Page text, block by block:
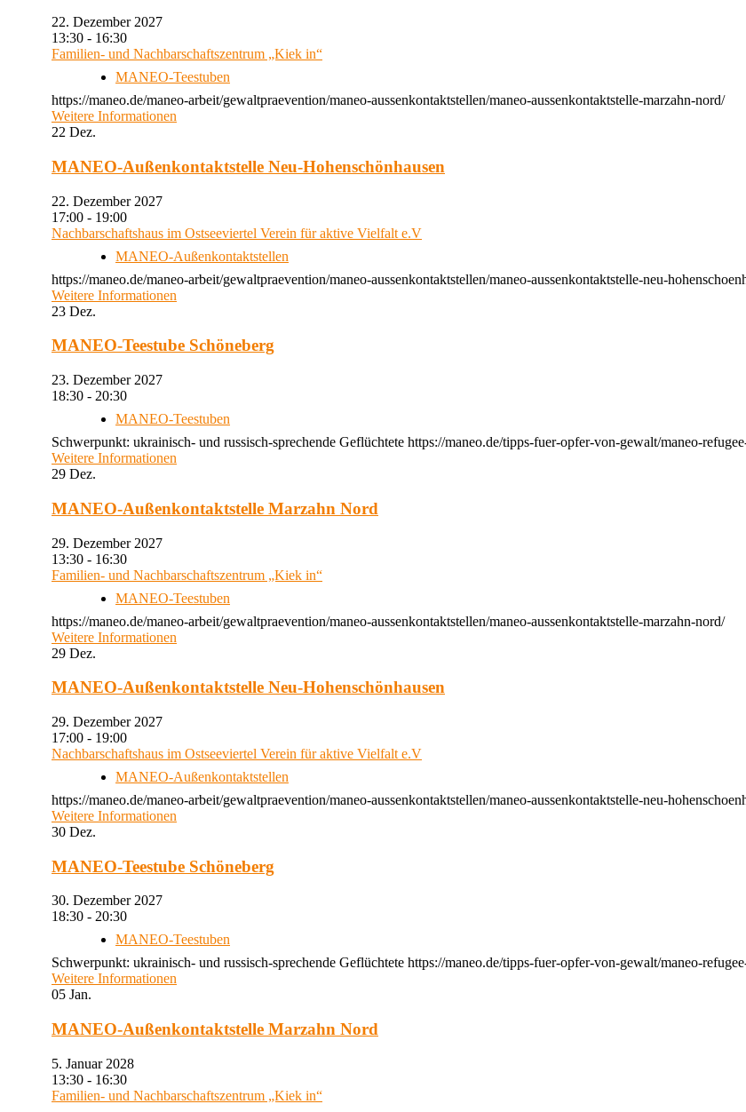
22. Dezember 2027
13:30 - 16:30
Familien- und Nachbarschaftszentrum „Kiek in“
MANEO-Teestuben
https://maneo.de/maneo-arbeit/gewaltpraevention/maneo-aussenkontaktstellen/maneo-aussenkontaktstelle-marzahn-nord/
Weitere Informationen
22 Dez.
MANEO-Außenkontaktstelle Neu-Hohenschönhausen
22. Dezember 2027
17:00 - 19:00
Nachbarschaftshaus im Ostseeviertel Verein für aktive Vielfalt e.V
MANEO-Außenkontaktstellen
https://maneo.de/maneo-arbeit/gewaltpraevention/maneo-aussenkontaktstellen/maneo-aussenkontaktstelle-neu-
Weitere Informationen
23 Dez.
MANEO-Teestube Schöneberg
23. Dezember 2027
18:30 - 20:30
MANEO-Teestuben
Schwerpunkt: ukrainisch- und russisch-sprechende Geflüchtete https://maneo.de/tipps-fuer-opfer-von-gewalt/maneo-
Weitere Informationen
29 Dez.
MANEO-Außenkontaktstelle Marzahn Nord
29. Dezember 2027
13:30 - 16:30
Familien- und Nachbarschaftszentrum „Kiek in“
MANEO-Teestuben
https://maneo.de/maneo-arbeit/gewaltpraevention/maneo-aussenkontaktstellen/maneo-aussenkontaktstelle-marzahn-nord/
Weitere Informationen
29 Dez.
MANEO-Außenkontaktstelle Neu-Hohenschönhausen
29. Dezember 2027
17:00 - 19:00
Nachbarschaftshaus im Ostseeviertel Verein für aktive Vielfalt e.V
MANEO-Außenkontaktstellen
https://maneo.de/maneo-arbeit/gewaltpraevention/maneo-aussenkontaktstellen/maneo-aussenkontaktstelle-neu-
Weitere Informationen
30 Dez.
MANEO-Teestube Schöneberg
30. Dezember 2027
18:30 - 20:30
MANEO-Teestuben
Schwerpunkt: ukrainisch- und russisch-sprechende Geflüchtete https://maneo.de/tipps-fuer-opfer-von-gewalt/maneo-
Weitere Informationen
05 Jan.
MANEO-Außenkontaktstelle Marzahn Nord
5. Januar 2028
13:30 - 16:30
Familien- und Nachbarschaftszentrum „Kiek in“